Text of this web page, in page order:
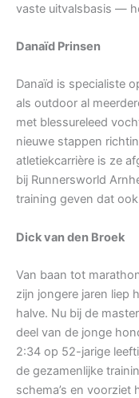
vaste uitvalsbasis —
Danaïd Prinsen
Danaïd is specialiste
als outdoor al
met blessureleed
nieuwe stappen
atletiekcarrière is ze
bij Runnersworld
training geven dat
Dick van den Broek
Van baan tot
zijn jongere jaren liep
halve. Nu bij de
deel van de jonge
2:34 op 52-jarige
de gezamenlijke
schema’s en voorziet